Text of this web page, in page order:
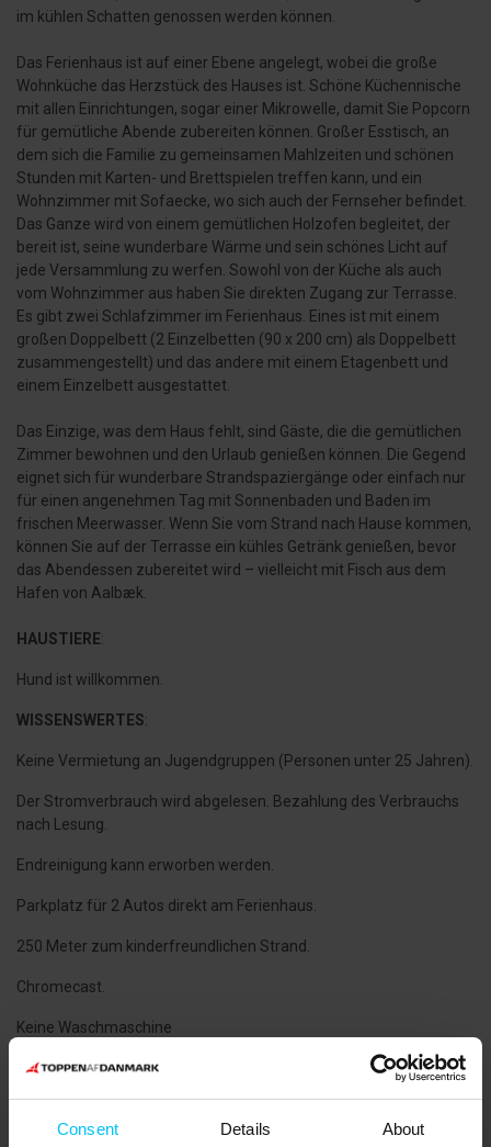
Consent Details About
im kühlen Schatten genossen werden können.
Das Ferienhaus ist auf einer Ebene angelegt, wobei die große
Wohnküche das Herzstück des Hauses ist. Schöne Küchennische
mit allen Einrichtungen, sogar einer Mikrowelle, damit Sie Popcorn
für gemütliche Abende zubereiten können. Großer Esstisch, an
dem sich die Familie zu gemeinsamen Mahlzeiten und schönen
Stunden mit Karten- und Brettspielen treffen kann, und ein
Wohnzimmer mit Sofaecke, wo sich auch der Fernseher befindet.
Das Ganze wird von einem gemütlichen Holzofen begleitet, der
bereit ist, seine wunderbare Wärme und sein schönes Licht auf
jede Versammlung zu werfen. Sowohl von der Küche als auch
vom Wohnzimmer aus haben Sie direkten Zugang zur Terrasse.
Es gibt zwei Schlafzimmer im Ferienhaus. Eines ist mit einem
großen Doppelbett (2 Einzelbetten (90 x 200 cm) als Doppelbett
zusammengestellt) und das andere mit einem Etagenbett und
einem Einzelbett ausgestattet.
Das Einzige, was dem Haus fehlt, sind Gäste, die die gemütlichen
Zimmer bewohnen und den Urlaub genießen können. Die Gegend
eignet sich für wunderbare Strandspaziergänge oder einfach nur
für einen angenehmen Tag mit Sonnenbaden und Baden im
frischen Meerwasser. Wenn Sie vom Strand nach Hause kommen,
können Sie auf der Terrasse ein kühles Getränk genießen, bevor
das Abendessen zubereitet wird – vielleicht mit Fisch aus dem
Hafen von Aalbæk.
HAUSTIERE:
Hund ist willkommen.
WISSENSWERTES:
Keine Vermietung an Jugendgruppen (Personen unter 25 Jahren).
Der Stromverbrauch wird abgelesen. Bezahlung des Verbrauchs
nach Lesung.
Endreinigung kann erworben werden.
Parkplatz für 2 Autos direkt am Ferienhaus.
250 Meter zum kinderfreundlichen Strand.
Chromecast.
Keine Waschmaschine
Kein Grill vorhanden.